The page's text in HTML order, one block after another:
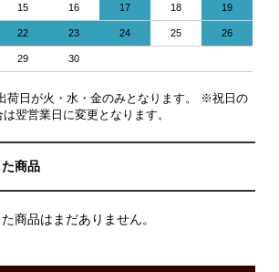
15 16 17 18 19
22 23 24 25 26
29 30
荷日が火・水・金のみとなります。 ※祝日の
は翌営業日に変更となります。
商品
商品はまだありません。